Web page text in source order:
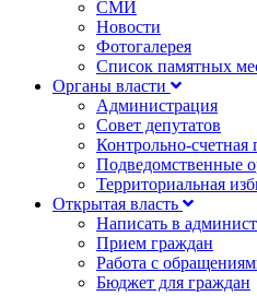
СМИ
Новости
Фотогалерея
Список памятных
Органы власти
Администрация
Совет депутатов
Контрольно-счетная
Подведомственные
Территориальная
Открытая власть
Написать в
Прием граждан
Работа с
Бюджет для граждан